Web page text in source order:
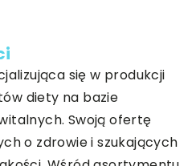
się w produkcji
diety na bazie
Swoją ofertę
o zdrowie i szukających